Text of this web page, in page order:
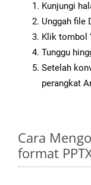
Kunjungi
Unggah file
Klik tombol
Tunggu
Setelah
perangkat
Cara
format